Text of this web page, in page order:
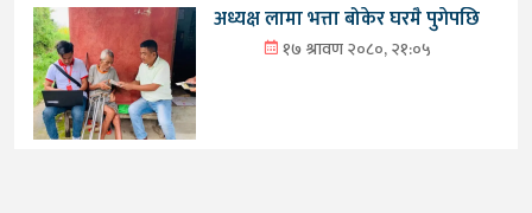
अध्यक्ष लामा भत्ता बोकेर घरमै पुगेपछि
१७ श्रावण २०८०, २१:०५